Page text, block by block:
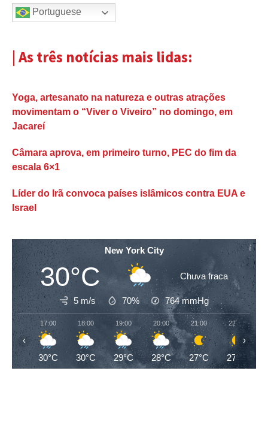
Portuguese
| As três notícias mais lidas:
Yoga, artesanato na natureza e outras atrações
movimentam o “Viver o Viveiro” no domingo, em
Jacareí
Câmara aprova, em primeiro turno, PEC do fim da
escala 6×1
Líder do Irã convoca países islâmicos contra EUA e
Israel
New York City
30°C Chuva fraca
5 m/s 70% 764mmHg
17:00
30°C
18:00
30°C
19:00
29°C
20:00
28°C
21:00
27°C
22:00
27°C
‹ ›